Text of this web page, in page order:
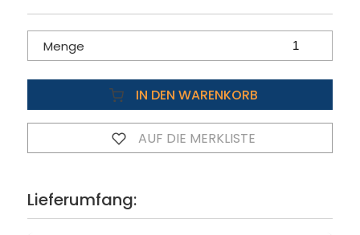
Menge
IN DEN WARENKORB
AUF DIE MERKLISTE
Lieferumfang: